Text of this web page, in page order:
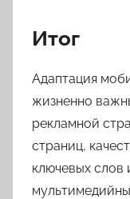
Итог
Адаптация
жизненно
рекламной
страниц,
ключевых слов